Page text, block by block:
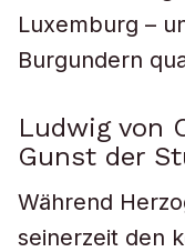
Luxemburg –
Burgundern
Ludwig von
Gunst der
Während
seinerzeit den